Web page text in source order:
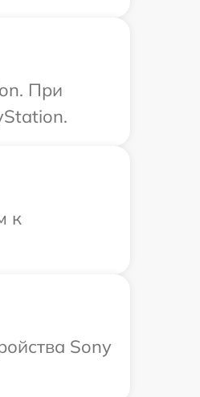
При
к
Sony